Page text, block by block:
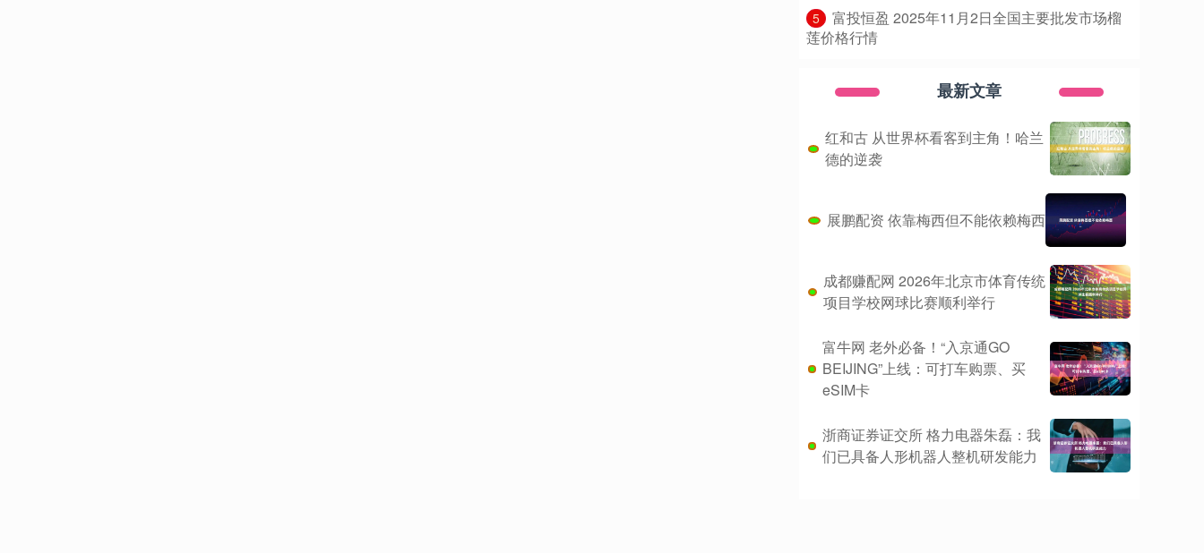
5
​富投恒盈 2025年11月2日全国主要批发市场榴
莲价格行情
最新文章
红和古 从世界杯看客到主角！哈兰
德的逆袭
展鹏配资 依靠梅西但不能依赖梅西
成都赚配网 2026年北京市体育传统
项目学校网球比赛顺利举行
富牛网 老外必备！“入京通GO
BEIJING”上线：可打车购票、买
eSIM卡
浙商证券证交所 格力电器朱磊：我
们已具备人形机器人整机研发能力